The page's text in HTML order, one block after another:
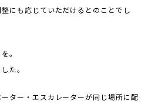
にも応じていただけるとのことでし
。
た。
ター・エスカレーターが同じ場所に配